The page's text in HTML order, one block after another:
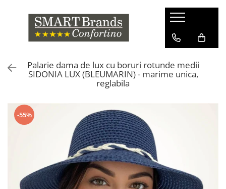
Palarie dama de lux cu boruri rotunde medii
SIDONIA LUX (BLEUMARIN) - marime unica,
reglabila
-55%